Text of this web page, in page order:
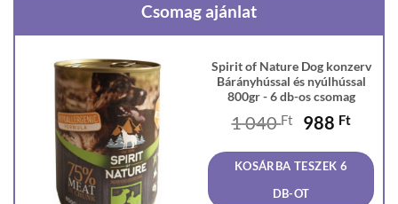
Csomag ajánlat
Spirit of Nature Dog konzerv
Bárányhússal és nyúlhússal
800gr - 6 db-os csomag
1 040Ft
Original
was:
1
040 Ft.
988 Ft
is:
988
KOSÁRBA TESZEK 6
DB-OT